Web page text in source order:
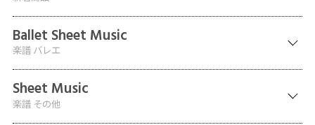
Ballet Sheet Music
楽譜 バレエ
Sheet Music
楽譜 その他